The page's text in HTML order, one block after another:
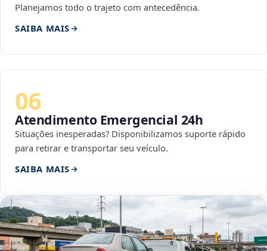
Planejamos todo o trajeto com antecedência.
SAIBA MAIS
06
Atendimento Emergencial 24h
Situações inesperadas? Disponibilizamos suporte rápido
para retirar e transportar seu veículo.
SAIBA MAIS